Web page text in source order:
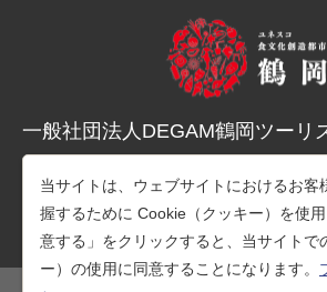
一般社団法人DEGAM鶴岡ツーリ
TEL：0235-25-7678（観光案内）
TEL：0235-26-1218（事務所）
当サイトは、ウェブサイトにおけるお客
握するために Cookie（クッキー）を使
意する」をクリックすると、当サイトで
ー）の使用に同意することになります。